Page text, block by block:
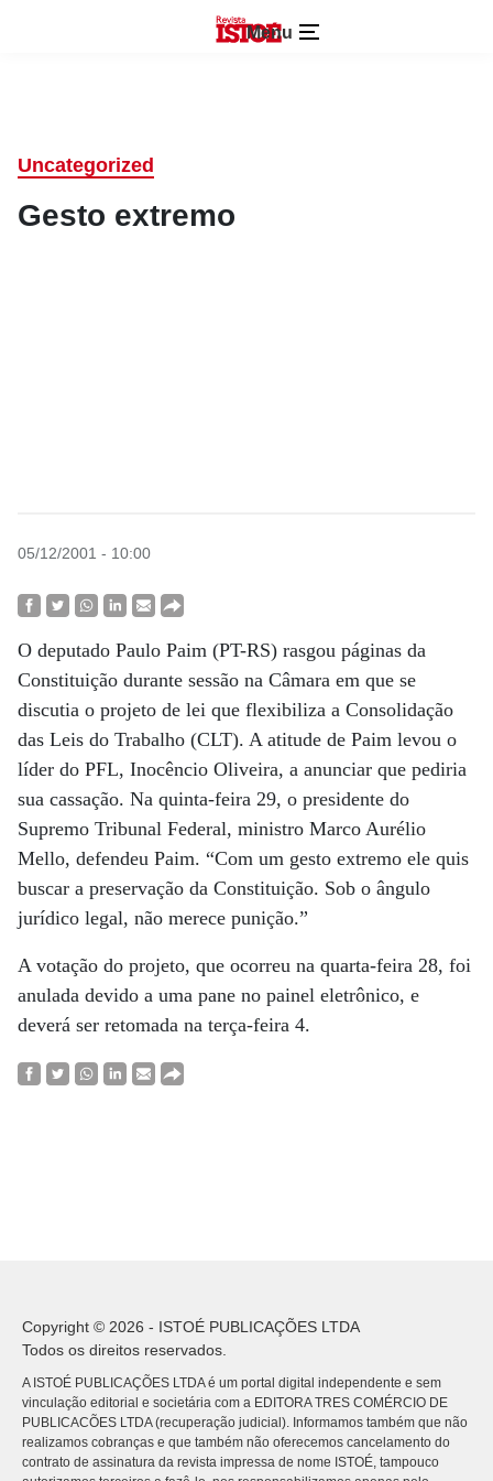
Menu
Uncategorized
Gesto extremo
05/12/2001 - 10:00
O deputado Paulo Paim (PT-RS) rasgou páginas da
Constituição durante sessão na Câmara em que se
discutia o projeto de lei que flexibiliza a Consolidação
das Leis do Trabalho (CLT). A atitude de Paim levou o
líder do PFL, Inocêncio Oliveira, a anunciar que pediria
sua cassação. Na quinta-feira 29, o presidente do
Supremo Tribunal Federal, ministro Marco Aurélio
Mello, defendeu Paim. “Com um gesto extremo ele quis
buscar a preservação da Constituição. Sob o ângulo
jurídico legal, não merece punição.”
A votação do projeto, que ocorreu na quarta-feira 28, foi
anulada devido a uma pane no painel eletrônico, e
deverá ser retomada na terça-feira 4.
Copyright © 2026 - ISTOÉ PUBLICAÇÕES LTDA
Todos os direitos reservados.
A ISTOÉ PUBLICAÇÕES LTDA é um portal digital independente e sem
vinculação editorial e societária com a EDITORA TRES COMÉRCIO DE
PUBLICACÕES LTDA (recuperação judicial). Informamos também que não
realizamos cobranças e que também não oferecemos cancelamento do
contrato de assinatura da revista impressa de nome ISTOÉ, tampouco